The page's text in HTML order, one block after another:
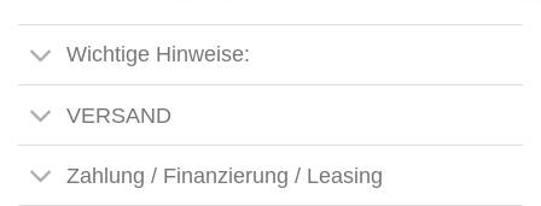
Wichtige Hinweise:
VERSAND
Zahlung / Finanzierung / Leasing